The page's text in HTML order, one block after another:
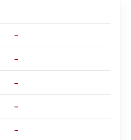
–
–
–
–
–